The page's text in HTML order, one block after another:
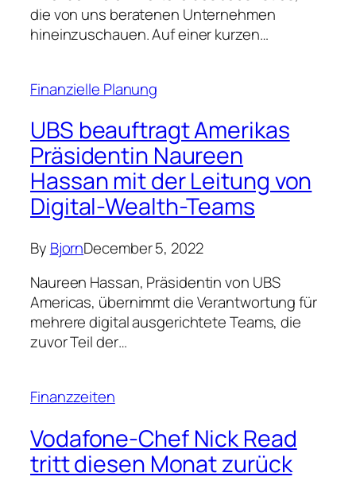
die von uns beratenen Unternehmen
hineinzuschauen. Auf einer kurzen…
Finanzielle Planung
UBS beauftragt Amerikas
Präsidentin Naureen
Hassan mit der Leitung von
Digital-Wealth-Teams
By BjornDecember 5, 2022
Naureen Hassan, Präsidentin von UBS
Americas, übernimmt die Verantwortung für
mehrere digital ausgerichtete Teams, die
zuvor Teil der…
Finanzzeiten
Vodafone-Chef Nick Read
tritt diesen Monat zurück